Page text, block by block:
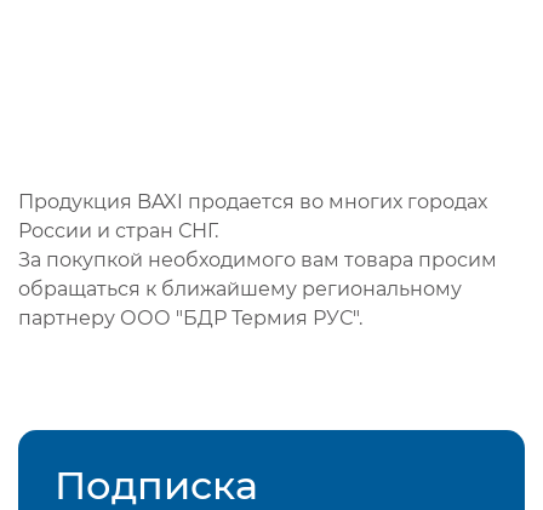
Продукция BAXI продается во многих городах
России и стран СНГ.
За покупкой необходимого вам товара просим
обращаться к ближайшему региональному
партнеру ООО "БДР Термия РУС".
Подписка